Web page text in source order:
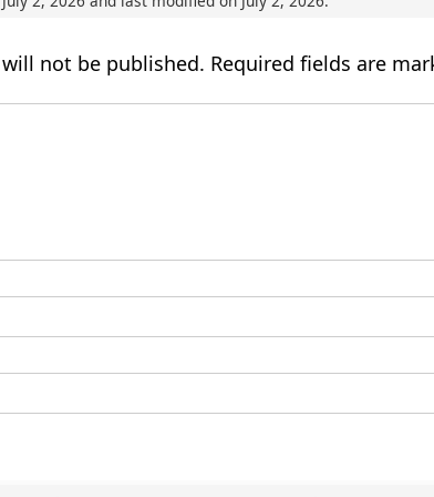
not be published. Required fields are